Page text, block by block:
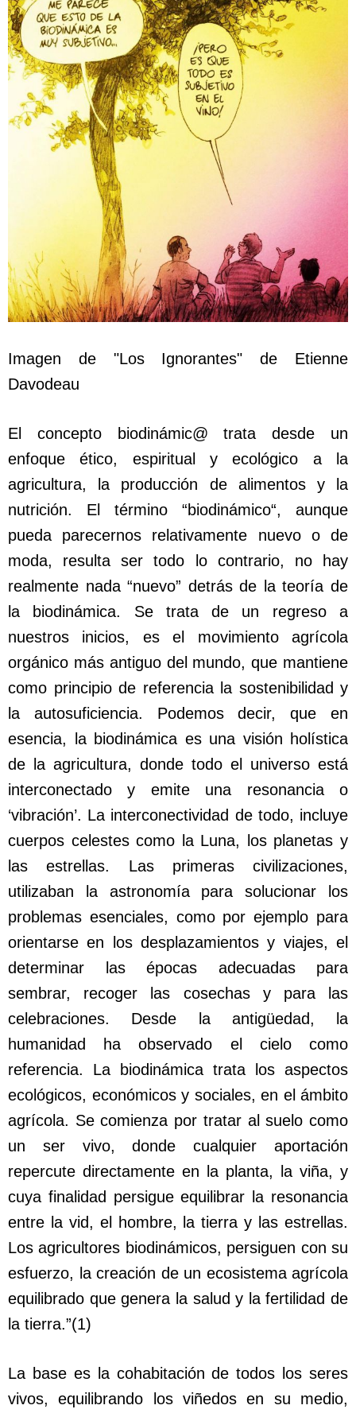
Imagen de "Los Ignorantes" de Etienne
Davodeau
El concepto biodinámic@ trata desde un
enfoque ético, espiritual y ecológico a la
agricultura, la producción de alimentos y la
nutrición. El término “biodinámico“, aunque
pueda parecernos relativamente nuevo o de
moda, resulta ser todo lo contrario, no hay
realmente nada “nuevo” detrás de la teoría de
la biodinámica. Se trata de un regreso a
nuestros inicios, es el movimiento agrícola
orgánico más antiguo del mundo, que mantiene
como principio de referencia la sostenibilidad y
la autosuficiencia. Podemos decir, que en
esencia, la biodinámica es una visión holística
de la agricultura, donde todo el universo está
interconectado y emite una resonancia o
‘vibración’. La interconectividad de todo, incluye
cuerpos celestes como la Luna, los planetas y
las estrellas. Las primeras civilizaciones,
utilizaban la astronomía para solucionar los
problemas esenciales, como por ejemplo para
orientarse en los desplazamientos y viajes, el
determinar las épocas adecuadas para
sembrar, recoger las cosechas y para las
celebraciones. Desde la antigüedad, la
humanidad ha observado el cielo como
referencia. La biodinámica trata los aspectos
ecológicos, económicos y sociales, en el ámbito
agrícola. Se comienza por tratar al suelo como
un ser vivo, donde cualquier aportación
repercute directamente en la planta, la viña, y
cuya finalidad persigue equilibrar la resonancia
entre la vid, el hombre, la tierra y las estrellas.
Los agricultores biodinámicos, persiguen con su
esfuerzo, la creación de un ecosistema agrícola
equilibrado que genera la salud y la fertilidad de
la tierra.”(1)
La base es la cohabitación de todos los seres
vivos, equilibrando los viñedos en su medio,